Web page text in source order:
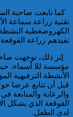
تفكيك خلية إرهابية
الإفريقي ل”داعش”:
ناسفة إضافية في
بضواحي الرباط
كما تابعت صاحبة
تقنية زراعة سماعة
الكهروضغطية
تفيدهم زراعة القوقعة
إثر ذلك، توجهت
مؤسسة للا أسماء،
الأنشطة الترفيهية
قبل أن تتابع عرضا
والرعاية والمتابعة
القوقعة الذي يشكل
لدى الطفل.